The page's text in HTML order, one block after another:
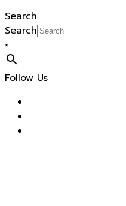
Search
Search
×
Follow Us